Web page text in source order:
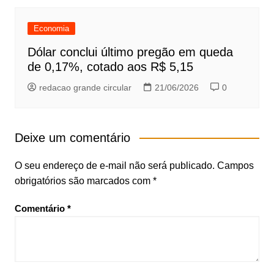
Economia
Dólar conclui último pregão em queda
de 0,17%, cotado aos R$ 5,15
redacao grande circular 21/06/2026 0
Deixe um comentário
O seu endereço de e-mail não será publicado. Campos
obrigatórios são marcados com *
Comentário *